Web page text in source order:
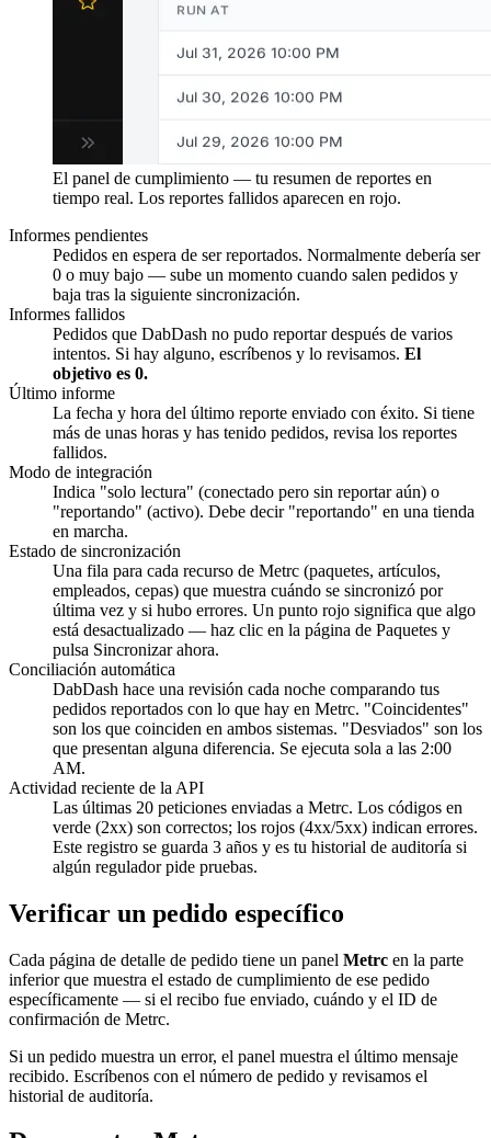
El panel de cumplimiento — tu resumen de reportes en
tiempo real. Los reportes fallidos aparecen en rojo.
Informes pendientes
Pedidos en espera de ser reportados. Normalmente debería ser
0 o muy bajo — sube un momento cuando salen pedidos y
baja tras la siguiente sincronización.
Informes fallidos
Pedidos que DabDash no pudo reportar después de varios
intentos. Si hay alguno, escríbenos y lo revisamos. El
objetivo es 0.
Último informe
La fecha y hora del último reporte enviado con éxito. Si tiene
más de unas horas y has tenido pedidos, revisa los reportes
fallidos.
Modo de integración
Indica "solo lectura" (conectado pero sin reportar aún) o
"reportando" (activo). Debe decir "reportando" en una tienda
en marcha.
Estado de sincronización
Una fila para cada recurso de Metrc (paquetes, artículos,
empleados, cepas) que muestra cuándo se sincronizó por
última vez y si hubo errores. Un punto rojo significa que algo
está desactualizado — haz clic en la página de Paquetes y
pulsa Sincronizar ahora.
Conciliación automática
DabDash hace una revisión cada noche comparando tus
pedidos reportados con lo que hay en Metrc. "Coincidentes"
son los que coinciden en ambos sistemas. "Desviados" son los
que presentan alguna diferencia. Se ejecuta sola a las 2:00
AM.
Actividad reciente de la API
Las últimas 20 peticiones enviadas a Metrc. Los códigos en
verde (2xx) son correctos; los rojos (4xx/5xx) indican errores.
Este registro se guarda 3 años y es tu historial de auditoría si
algún regulador pide pruebas.
Verificar un pedido específico
Cada página de detalle de pedido tiene un panel Metrc en la parte
inferior que muestra el estado de cumplimiento de ese pedido
específicamente — si el recibo fue enviado, cuándo y el ID de
confirmación de Metrc.
Si un pedido muestra un error, el panel muestra el último mensaje
recibido. Escríbenos con el número de pedido y revisamos el
historial de auditoría.